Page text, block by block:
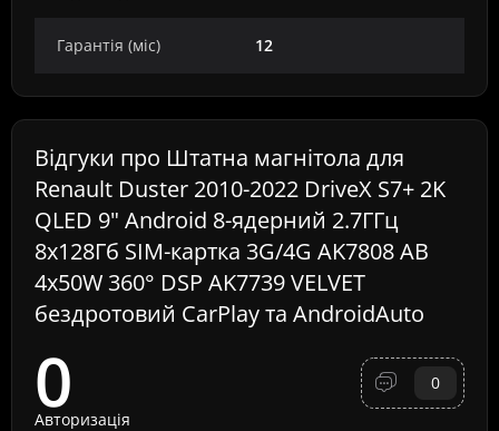
Гарантія (міс) 12
Відгуки про Штатна магнітола для
Renault Duster 2010-2022 DriveX S7+ 2K
QLED 9" Android 8-ядерний 2.7ГГц
8x128Гб SIM-картка 3G/4G AK7808 AB
4x50W 360° DSP AK7739 VELVET
бездротовий CarPlay та AndroidAuto
0
0
Авторизація